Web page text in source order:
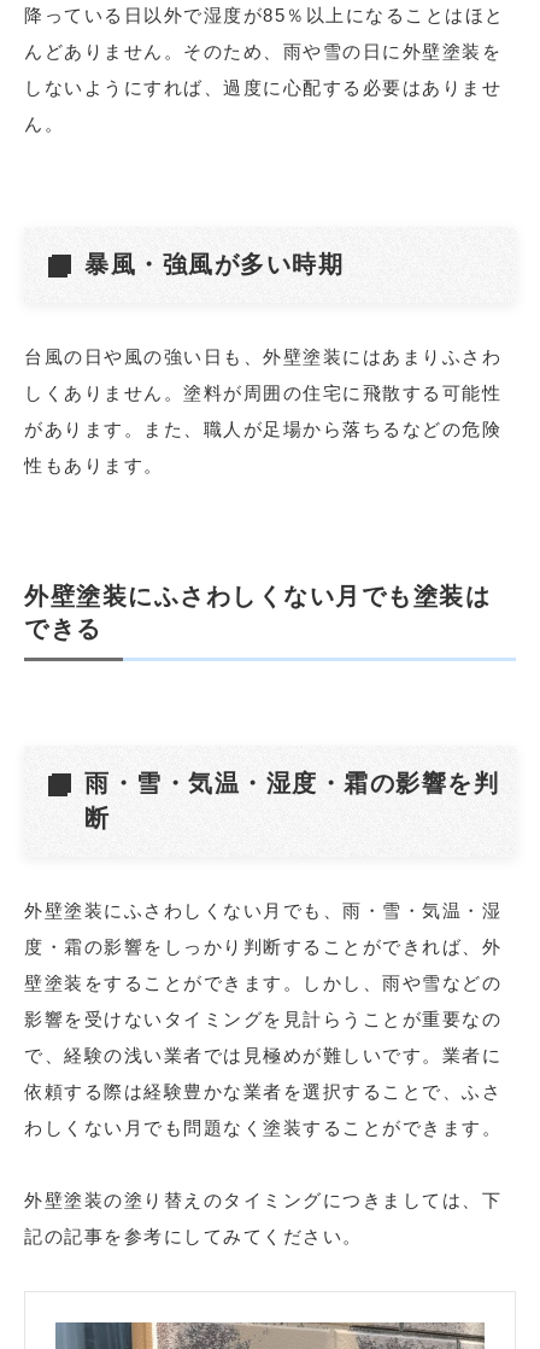
降っている日以外で湿度が85％以上になることはほと
んどありません。そのため、雨や雪の日に外壁塗装を
しないようにすれば、過度に心配する必要はありませ
ん。
暴風・強風が多い時期
台風の日や風の強い日も、外壁塗装にはあまりふさわ
しくありません。塗料が周囲の住宅に飛散する可能性
があります。また、職人が足場から落ちるなどの危険
性もあります。
外壁塗装にふさわしくない月でも塗装は
できる
雨・雪・気温・湿度・霜の影響を判
断
外壁塗装にふさわしくない月でも、雨・雪・気温・湿
度・霜の影響をしっかり判断することができれば、外
壁塗装をすることができます。しかし、雨や雪などの
影響を受けないタイミングを見計らうことが重要なの
で、経験の浅い業者では見極めが難しいです。業者に
依頼する際は経験豊かな業者を選択することで、ふさ
わしくない月でも問題なく塗装することができます。
外壁塗装の塗り替えのタイミングにつきましては、下
記の記事を参考にしてみてください。